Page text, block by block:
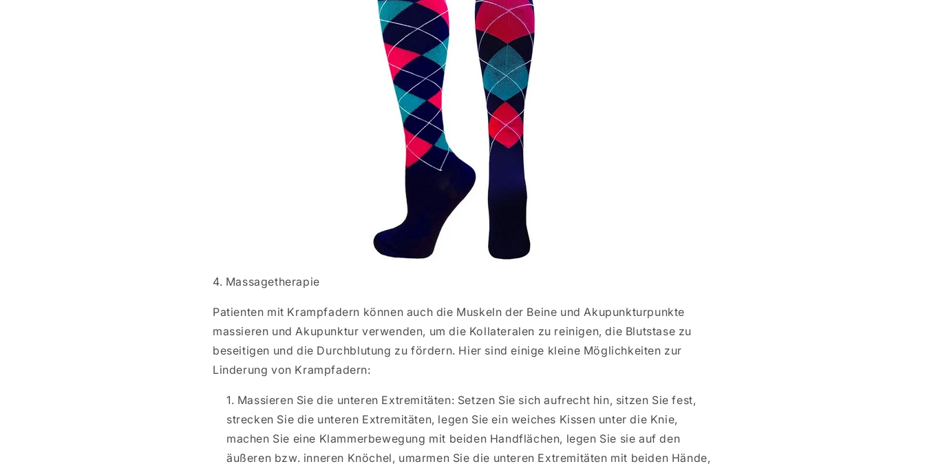
4. Massagetherapie
Patienten mit Krampfadern können auch die Muskeln der Beine und Akupunkturpunkte
massieren und Akupunktur verwenden, um die Kollateralen zu reinigen, die Blutstase zu
beseitigen und die Durchblutung zu fördern. Hier sind einige kleine Möglichkeiten zur
Linderung von Krampfadern:
Massieren Sie die unteren Extremitäten: Setzen Sie sich aufrecht hin, sitzen Sie fest,
strecken Sie die unteren Extremitäten, legen Sie ein weiches Kissen unter die Knie,
machen Sie eine Klammerbewegung mit beiden Handflächen, legen Sie sie auf den
äußeren bzw. inneren Knöchel, umarmen Sie die unteren Extremitäten mit beiden Hände,